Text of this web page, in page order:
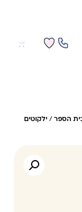
הספר / ילקוטים